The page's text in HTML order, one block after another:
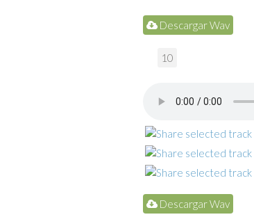
Descargar Wav
Descargar Wav
10